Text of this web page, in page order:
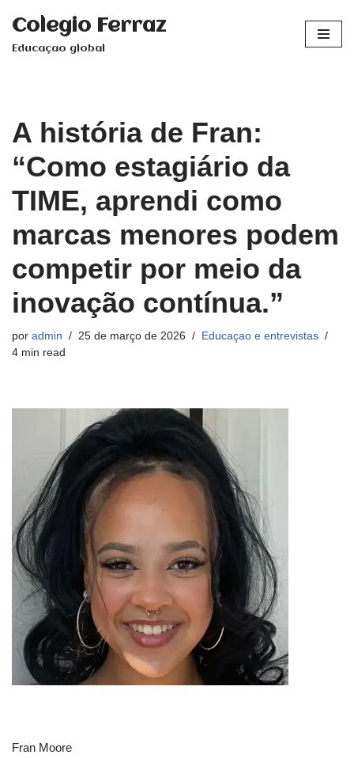
Pular
Colegio Ferraz
Educaçao global
A história de Fran:
“Como estagiário da
TIME, aprendi como
marcas menores podem
competir por meio da
inovação contínua.”
por admin 25 de março de 2026
Educaçao e entrevistas
4 min read
Fran Moore